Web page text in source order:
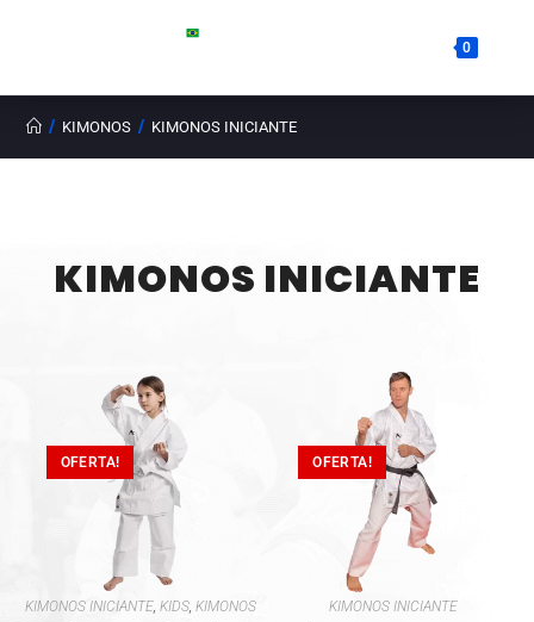
0
KIMONOS INICIANTE
/ KIMONOS / KIMONOS INICIANTE
OFERTA!
KIMONOS INICIANTE,KIDS,KIMONOS
OFERTA!
KIMONOS INICIANTE